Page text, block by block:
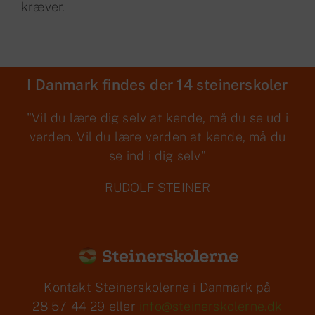
kræver.
I Danmark findes der 14 steinerskoler
"Vil du lære dig selv at kende, må du se ud i
verden. Vil du lære verden at kende, må du
se ind i dig selv"
RUDOLF STEINER
Kontakt Steinerskolerne i Danmark på
28 57 44 29 eller info@steinerskolerne.dk